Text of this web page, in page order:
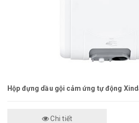
Hộp đựng dầu gội cảm ứng tự động
Chi tiết